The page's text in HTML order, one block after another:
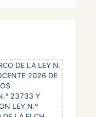
DE LA LEY N.
2026 DE
23733 Y
LEY N.°